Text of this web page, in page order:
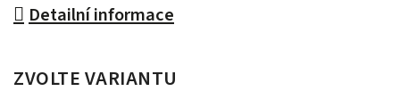
Detailní informace
ZVOLTE VARIANTU